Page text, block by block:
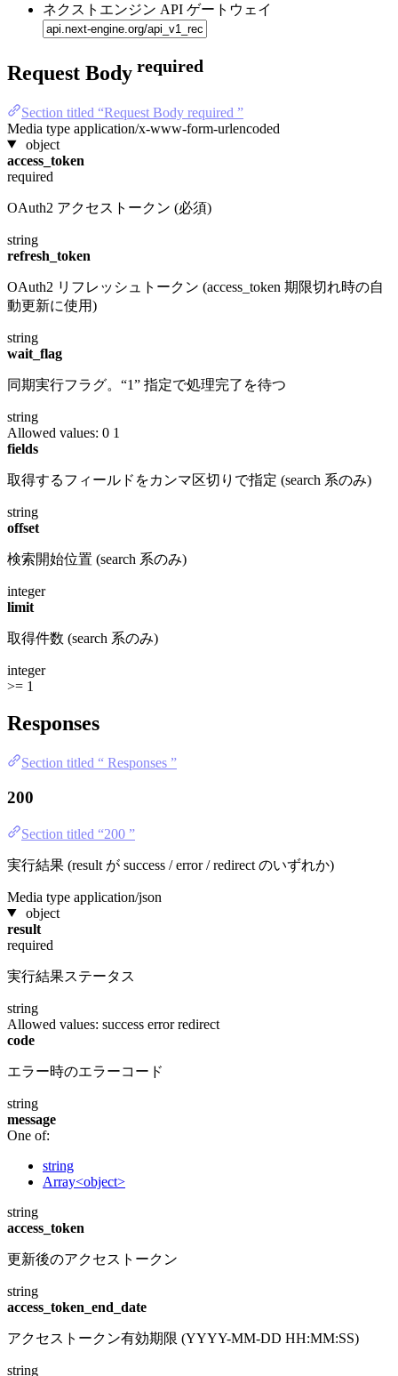
ネクストエンジン API ゲートウェイ
Request Body required
Section titled “Request Body required ”
Media type application/x-www-form-urlencoded
object
access_token
required
OAuth2 アクセストークン (必須)
string
refresh_token
OAuth2 リフレッシュトークン (access_token 期限切れ時の自
動更新に使用)
string
wait_flag
同期実行フラグ。“1” 指定で処理完了を待つ
string
Allowed values: 0 1
fields
取得するフィールドをカンマ区切りで指定 (search 系のみ)
string
offset
検索開始位置 (search 系のみ)
integer
limit
取得件数 (search 系のみ)
integer
>= 1
Responses
Section titled “ Responses ”
200
Section titled “200 ”
実行結果 (result が success / error / redirect のいずれか)
Media type application/json
object
result
required
実行結果ステータス
string
Allowed values: success errorredirect
code
エラー時のエラーコード
string
message
One of:
string
Array<object>
string
access_token
更新後のアクセストークン
string
access_token_end_date
アクセストークン有効期限 (YYYY-MM-DD HH:MM:SS)
string